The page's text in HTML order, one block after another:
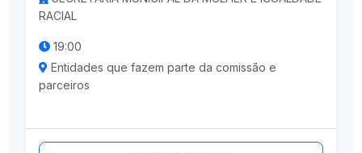
RACIAL
19:00
Entidades que fazem parte da comissão e
parceiros